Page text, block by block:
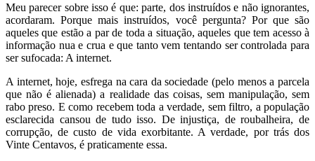
Meu parecer sobre isso é que: parte, dos instruídos e não ignorantes,
acordaram. Porque mais instruídos, você pergunta? Por que são
aqueles que estão a par de toda a situação, aqueles que tem acesso à
informação nua e crua e que tanto vem tentando ser controlada para
ser sufocada: A internet.
A internet, hoje, esfrega na cara da sociedade (pelo menos a parcela
que não é alienada) a realidade das coisas, sem manipulação, sem
rabo preso. E como recebem toda a verdade, sem filtro, a população
esclarecida cansou de tudo isso. De injustiça, de roubalheira, de
corrupção, de custo de vida exorbitante. A verdade, por trás dos
Vinte Centavos, é praticamente essa.